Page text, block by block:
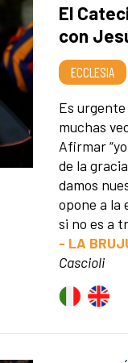
El
con
ECCLESIA
Es
muchas
Afirmar
de la
damos
opone a la
si no es a
- LA
Cascioli